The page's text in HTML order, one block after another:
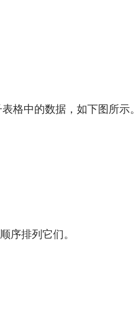
格中的数据，如下图所示。
序排列它们。